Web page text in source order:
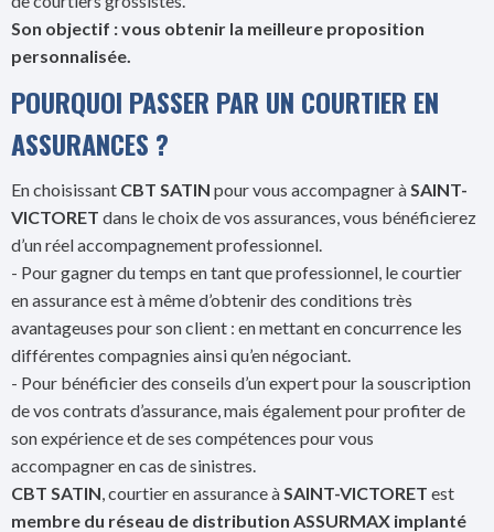
Son objectif : vous obtenir la meilleure proposition
personnalisée.
POURQUOI PASSER PAR UN COURTIER EN
ASSURANCES ?
En choisissant CBT SATIN pour vous accompagner àSAINT-
VICTORET dans le choix de vos assurances, vous bénéficierez
d’un réel accompagnement professionnel.
- Pour gagner du temps en tant que professionnel, le courtier
en assurance est à même d’obtenir des conditions très
avantageuses pour son client : en mettant en concurrence les
différentes compagnies ainsi qu’en négociant.
- Pour bénéficier des conseils d’un expert pour la souscription
de vos contrats d’assurance, mais également pour profiter de
son expérience et de ses compétences pour vous
accompagner en cas de sinistres.
CBT SATIN, courtier en assurance àSAINT-VICTORET est
membre du réseau de distribution ASSURMAX implanté